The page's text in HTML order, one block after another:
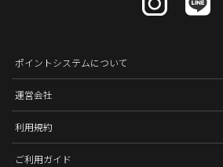
ポイントシステムについて
運営会社
利用規約
ご利用ガイド